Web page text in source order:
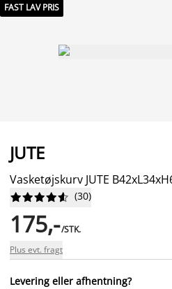
FAST LAV PRIS
JUTE
Vasketøjskurv JUTE





 (30)
175,-/STK.
Plus evt. fragt
Levering eller afhentning?